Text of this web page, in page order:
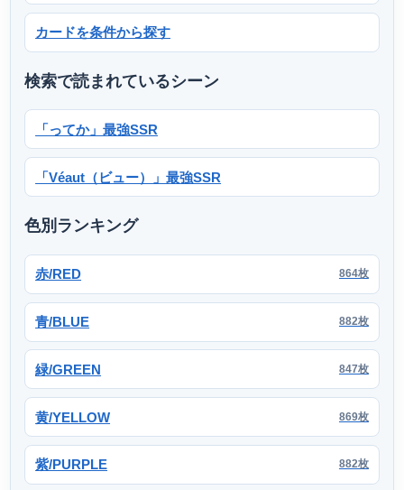
カードを条件から探す
検索で読まれているシーン
「ってか」最強SSR
「Véaut（ビュー）」最強SSR
色別ランキング
赤/RED 864枚
青/BLUE 882枚
緑/GREEN 847枚
黄/YELLOW 869枚
紫/PURPLE 882枚